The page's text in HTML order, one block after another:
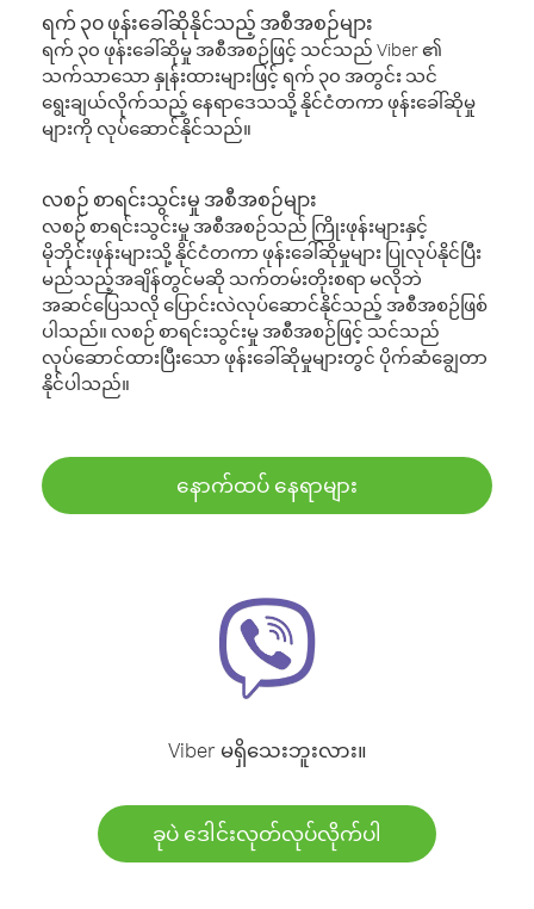
ရက် ၃၀ ဖုန်းခေါ်ဆိုနိုင်သည့် အစီအစဉ်များ
ရက် ၃၀ ဖုန်းခေါ်ဆိုမှု အစီအစဉ်ဖြင့် သင်သည် Viber ၏
သက်သာသော နှုန်းထားများဖြင့် ရက် ၃၀ အတွင်း သင်
ရွေးချယ်လိုက်သည့် နေရာဒေသသို့ နိုင်ငံတကာ ဖုန်းခေါ်ဆိုမှု
များကို လုပ်ဆောင်နိုင်သည်။
လစဉ် စာရင်းသွင်းမှု အစီအစဉ်များ
လစဉ် စာရင်းသွင်းမှု အစီအစဉ်သည် ကြိုးဖုန်းများနှင့်
မိုဘိုင်းဖုန်းများသို့ နိုင်ငံတကာ ဖုန်းခေါ်ဆိုမှုများ ပြုလုပ်နိုင်ပြီး
မည်သည့်အချိန်တွင်မဆို သက်တမ်းတိုးစရာ မလိုဘဲ
အဆင်ပြေသလို ပြောင်းလဲလုပ်ဆောင်နိုင်သည့် အစီအစဉ်ဖြစ်
ပါသည်။ လစဉ် စာရင်းသွင်းမှု အစီအစဉ်ဖြင့် သင်သည်
လုပ်ဆောင်ထားပြီးသော ဖုန်းခေါ်ဆိုမှုများတွင် ပိုက်ဆံချွေတာ
နိုင်ပါသည်။
နောက်ထပ် နေရာများ
Viber မရှိသေးဘူးလား။
ခုပဲ ဒေါင်းလုတ်လုပ်လိုက်ပါ